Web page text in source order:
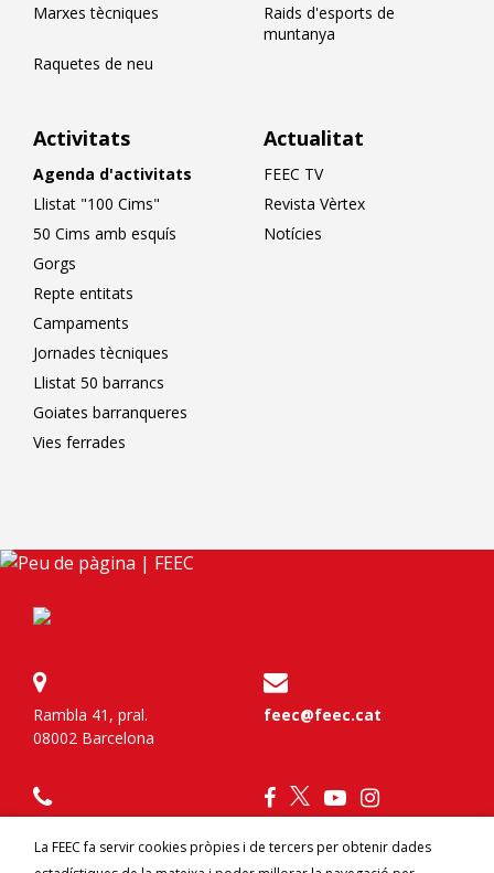
Activitats
Agenda d'activitats
Llistat "100 Cims"
50 Cims amb esquís
Gorgs
Repte entitats
Campaments
Jornades tècniques
Llistat 50 barrancs
Goiates barranqueres
Vies ferrades
Marxes tècniques
Raids d'esports de
muntanya
Raquetes de neu
Actualitat
FEEC TV
Revista Vèrtex
Notícies
Rambla 41, pral.
08002 Barcelona
feec@feec.cat
La FEEC fa servir cookies pròpies i de tercers per obtenir dades